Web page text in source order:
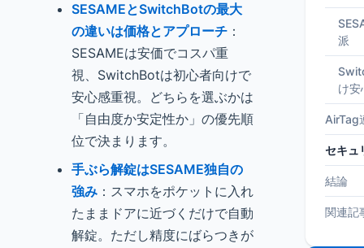
SESAMEとSwitchBotの最大
の違いは価格とアプローチ ：
SESAMEは安価でコスパ重
視、SwitchBotは初心者向けで
安心感重視。どちらを選ぶかは
「自由度か安定性か」の優先順
位で決まります。
手ぶら解錠はSESAME独自の
強み ：スマホをポケットに入れ
たままドアに近づくだけで自動
解錠。ただし精度にばらつきが
派
け安
AirTag
セキュ
結論
関連記